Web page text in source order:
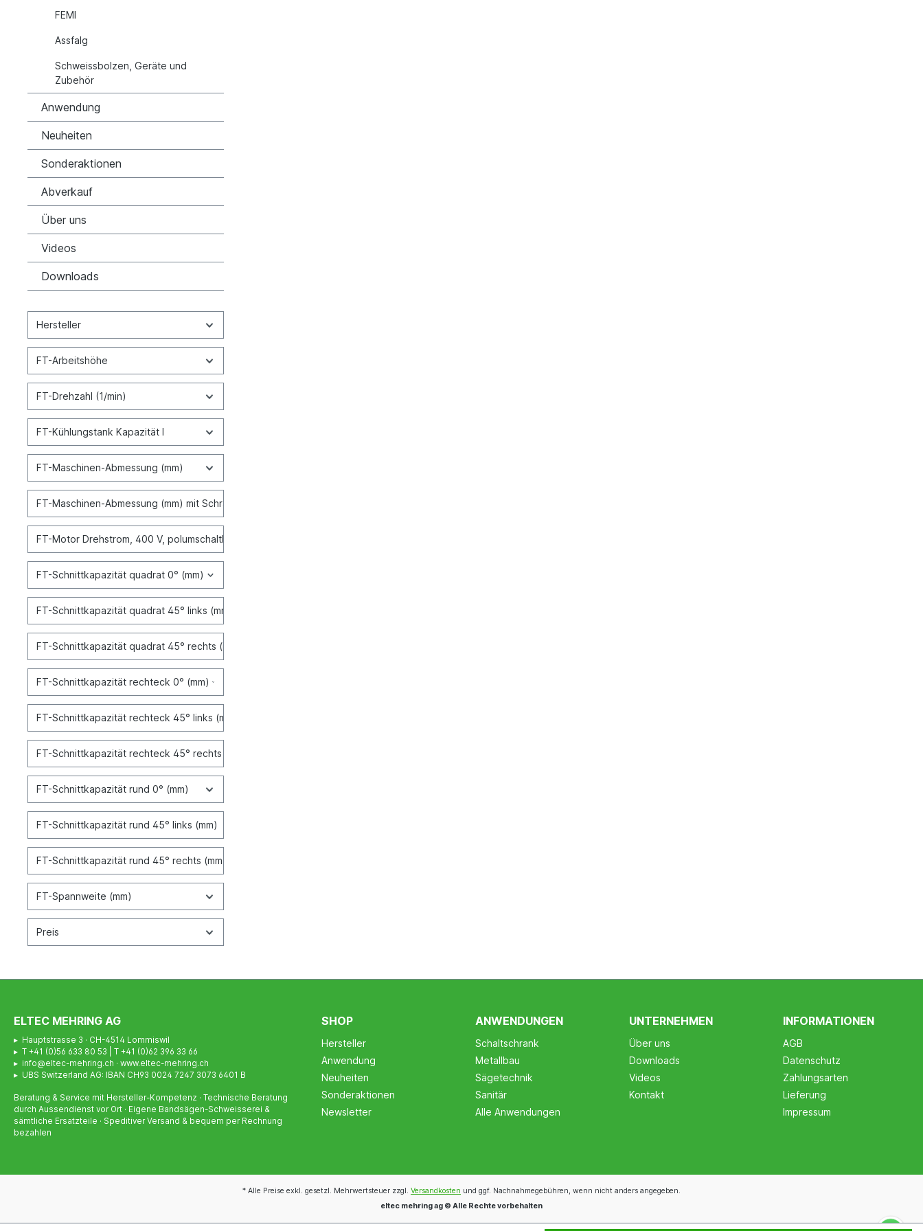
FEMI
Assfalg
Schweissbolzen, Geräte und
Zubehör
Anwendung
Neuheiten
Sonderaktionen
Abverkauf
Über uns
Videos
Downloads
Hersteller
FT-Arbeitshöhe
FT-Drehzahl (1/min)
FT-Kühlungstank Kapazität l
FT-Maschinen-Abmessung (mm)
FT-Maschinen-Abmessung (mm) mit Schrank
FT-Motor Drehstrom, 400 V, polumschaltbar (kW)
FT-Schnittkapazität quadrat 0° (mm)
FT-Schnittkapazität quadrat 45° links (mm)
FT-Schnittkapazität quadrat 45° rechts (mm)
FT-Schnittkapazität rechteck 0° (mm)
FT-Schnittkapazität rechteck 45° links (mm)
FT-Schnittkapazität rechteck 45° rechts (mm)
FT-Schnittkapazität rund 0° (mm)
FT-Schnittkapazität rund 45° links (mm)
FT-Schnittkapazität rund 45° rechts (mm)
FT-Spannweite (mm)
Preis
ELTEC MEHRING AG
▸ Hauptstrasse 3 · CH-4514 Lommiswil
▸ T +41 (0)56 633 80 53 | T +41 (0)62 396 33 66
▸ info@eltec-mehring.ch · www.eltec-mehring.ch
▸ UBS Switzerland AG: IBAN CH93 0024 7247 3073 6401 B
Beratung & Service mit Hersteller-Kompetenz · Technische Beratung
durch Aussendienst vor Ort · Eigene Bandsägen-Schweisserei &
sämtliche Ersatzteile · Speditiver Versand & bequem per Rechnung
bezahlen
SHOP
Hersteller
Anwendung
Neuheiten
Sonderaktionen
Newsletter
ANWENDUNGEN
Schaltschrank
Metallbau
Sägetechnik
Sanitär
Alle Anwendungen
UNTERNEHMEN
Über uns
Downloads
Videos
Kontakt
INFORMATIONEN
AGB
Datenschutz
Zahlungsarten
Lieferung
Impressum
* Alle Preise exkl. gesetzl. Mehrwertsteuer zzgl. Versandkosten und ggf. Nachnahmegebühren, wenn nicht anders angegeben.
eltec mehring ag © Alle Rechte vorbehalten